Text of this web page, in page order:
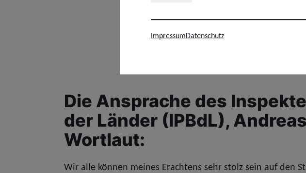
Die Ansprache des
der Länder (IPBdL),
Wortlaut:
Wir alle können meines Erachtens sehr stolz sein auf den
ImpressumDatenschutz